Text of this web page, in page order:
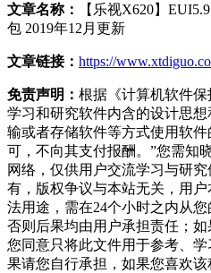
文章名称：
【乐视X620】
包 2019年12月更新
文章链接： https://
免责声明： 根据《计算机软件
学习和研究软件内含的设计思
输或者存储软件等方式使用软
可，不向其支付报酬。”您需知
网络，仅供用户交流学习与研
有，版权争议与本站无关，用
法用途，需在24个小时之内从
否则后果均由用户承担责任；
您同意只将此文件用于参考、
果请您自行承担，如果您喜欢